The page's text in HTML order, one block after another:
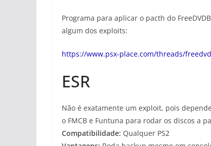
Programa para aplicar o pacth do
algum dos exploits:
https://www.psx-place.com/threads/
ESR
Não é exatamente um exploit, pois
o FMCB e Funtuna para rodar os discos a
Compatibilidade: Qualquer PS2